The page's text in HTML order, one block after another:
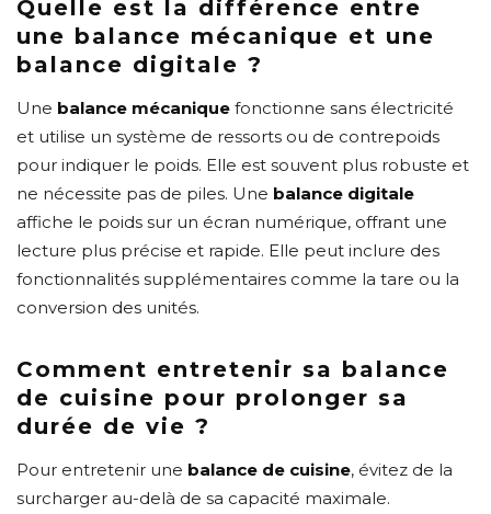
Quelle est la différence entre
une balance mécanique et une
balance digitale ?
Une balance mécanique fonctionne sans électricité
et utilise un système de ressorts ou de contrepoids
pour indiquer le poids. Elle est souvent plus robuste et
ne nécessite pas de piles. Une balance digitale
affiche le poids sur un écran numérique, offrant une
lecture plus précise et rapide. Elle peut inclure des
fonctionnalités supplémentaires comme la tare ou la
conversion des unités.
Comment entretenir sa balance
de cuisine pour prolonger sa
durée de vie ?
Pour entretenir une balance de cuisine, évitez de la
surcharger au-delà de sa capacité maximale.